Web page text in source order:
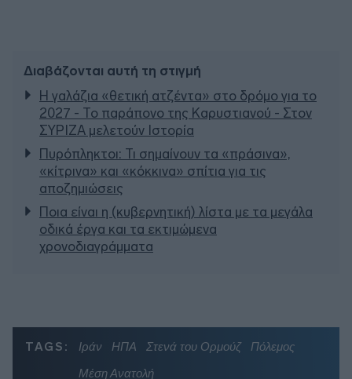
Διαβάζονται αυτή τη στιγμή
Η γαλάζια «θετική ατζέντα» στο δρόμο για το
2027 - Το παράπονο της Καρυστιανού - Στον
ΣΥΡΙΖΑ μελετούν Ιστορία
Πυρόπληκτοι: Τι σημαίνουν τα «πράσινα»,
«κίτρινα» και «κόκκινα» σπίτια για τις
αποζημιώσεις
Ποια είναι η (κυβερνητική) λίστα με τα μεγάλα
οδικά έργα και τα εκτιμώμενα
χρονοδιαγράμματα
TAGS: Ιράν ΗΠΑ Στενά του Ορμούζ
Πόλεμος
Μέση Ανατολή